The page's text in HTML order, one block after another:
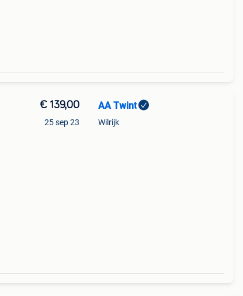
€ 139,00
25 sep 23
AA Twint
Wilrijk